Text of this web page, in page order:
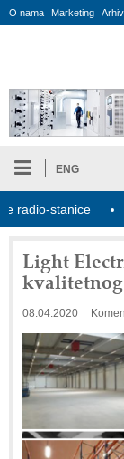
O nama Marketing
ENG
stanice U
Light
08.04.2020